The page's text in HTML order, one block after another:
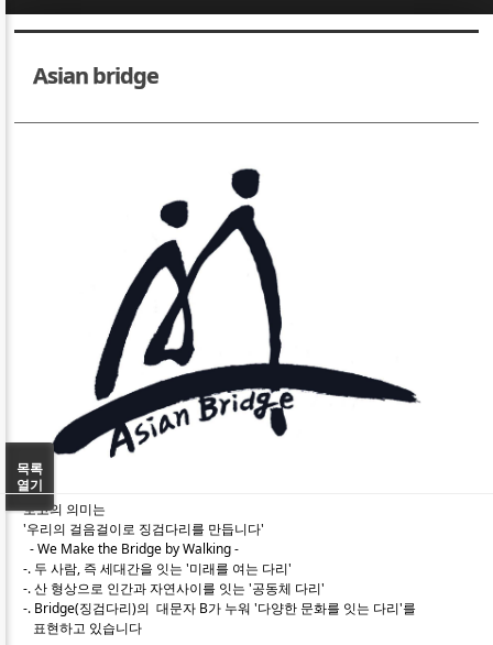
Asian bridge
로고의 의미는
'우리의 걸음걸이로 징검다리를 만듭니다'
- We Make the Bridge by Walking -
-. 두 사람, 즉 세대간을 잇는 '미래를 여는 다리'
-. 산 형상으로 인간과 자연사이를 잇는 '공동체 다리'
-. Bridge(징검다리)의 대문자 B가 누워 '다양한 문화를 잇는 다리'를
표현하고 있습니다
목록
열기
Sketchbook5, 스케치북5
Sketchbook5, 스케치북5
Sketchbook5, 스케치북5
Sketchbook5, 스케치북5